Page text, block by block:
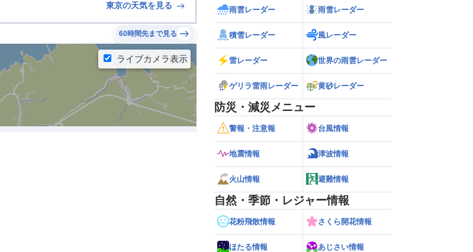
東京の天気を見る
60時間先まで見る
雨雲レーダー 雨雪レーダー
積雪レーダー 風レーダー
雷レーダー 世界の雨雲レーダー
ゲリラ雷雨レーダー 黄砂レーダー
防災・減災メニュー
警報・注意報 台風情報
地震情報 津波情報
火山情報 避難情報
自然・季節・レジャー情報
花粉飛散情報 さくら開花情報
ほたる情報 あじさい情報